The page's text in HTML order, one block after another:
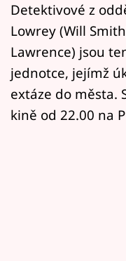
Mámy sobě
Přihlášení
Sledujte nás
Detektivové z
Lowrey (Will
Lawrence) jsou
jednotce, jejímž
extáze do města.
kině od 22.00 na